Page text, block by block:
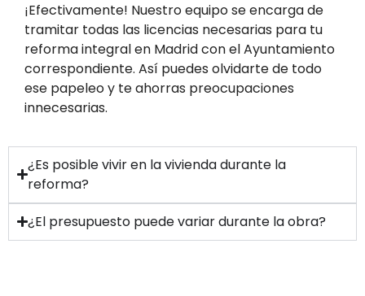
¡Efectivamente! Nuestro equipo se encarga de
tramitar todas las licencias necesarias para tu
reforma integral en Madrid con el Ayuntamiento
correspondiente. Así puedes olvidarte de todo
ese papeleo y te ahorras preocupaciones
innecesarias.
¿Es posible vivir en la vivienda durante la
reforma?
¿El presupuesto puede variar durante la obra?